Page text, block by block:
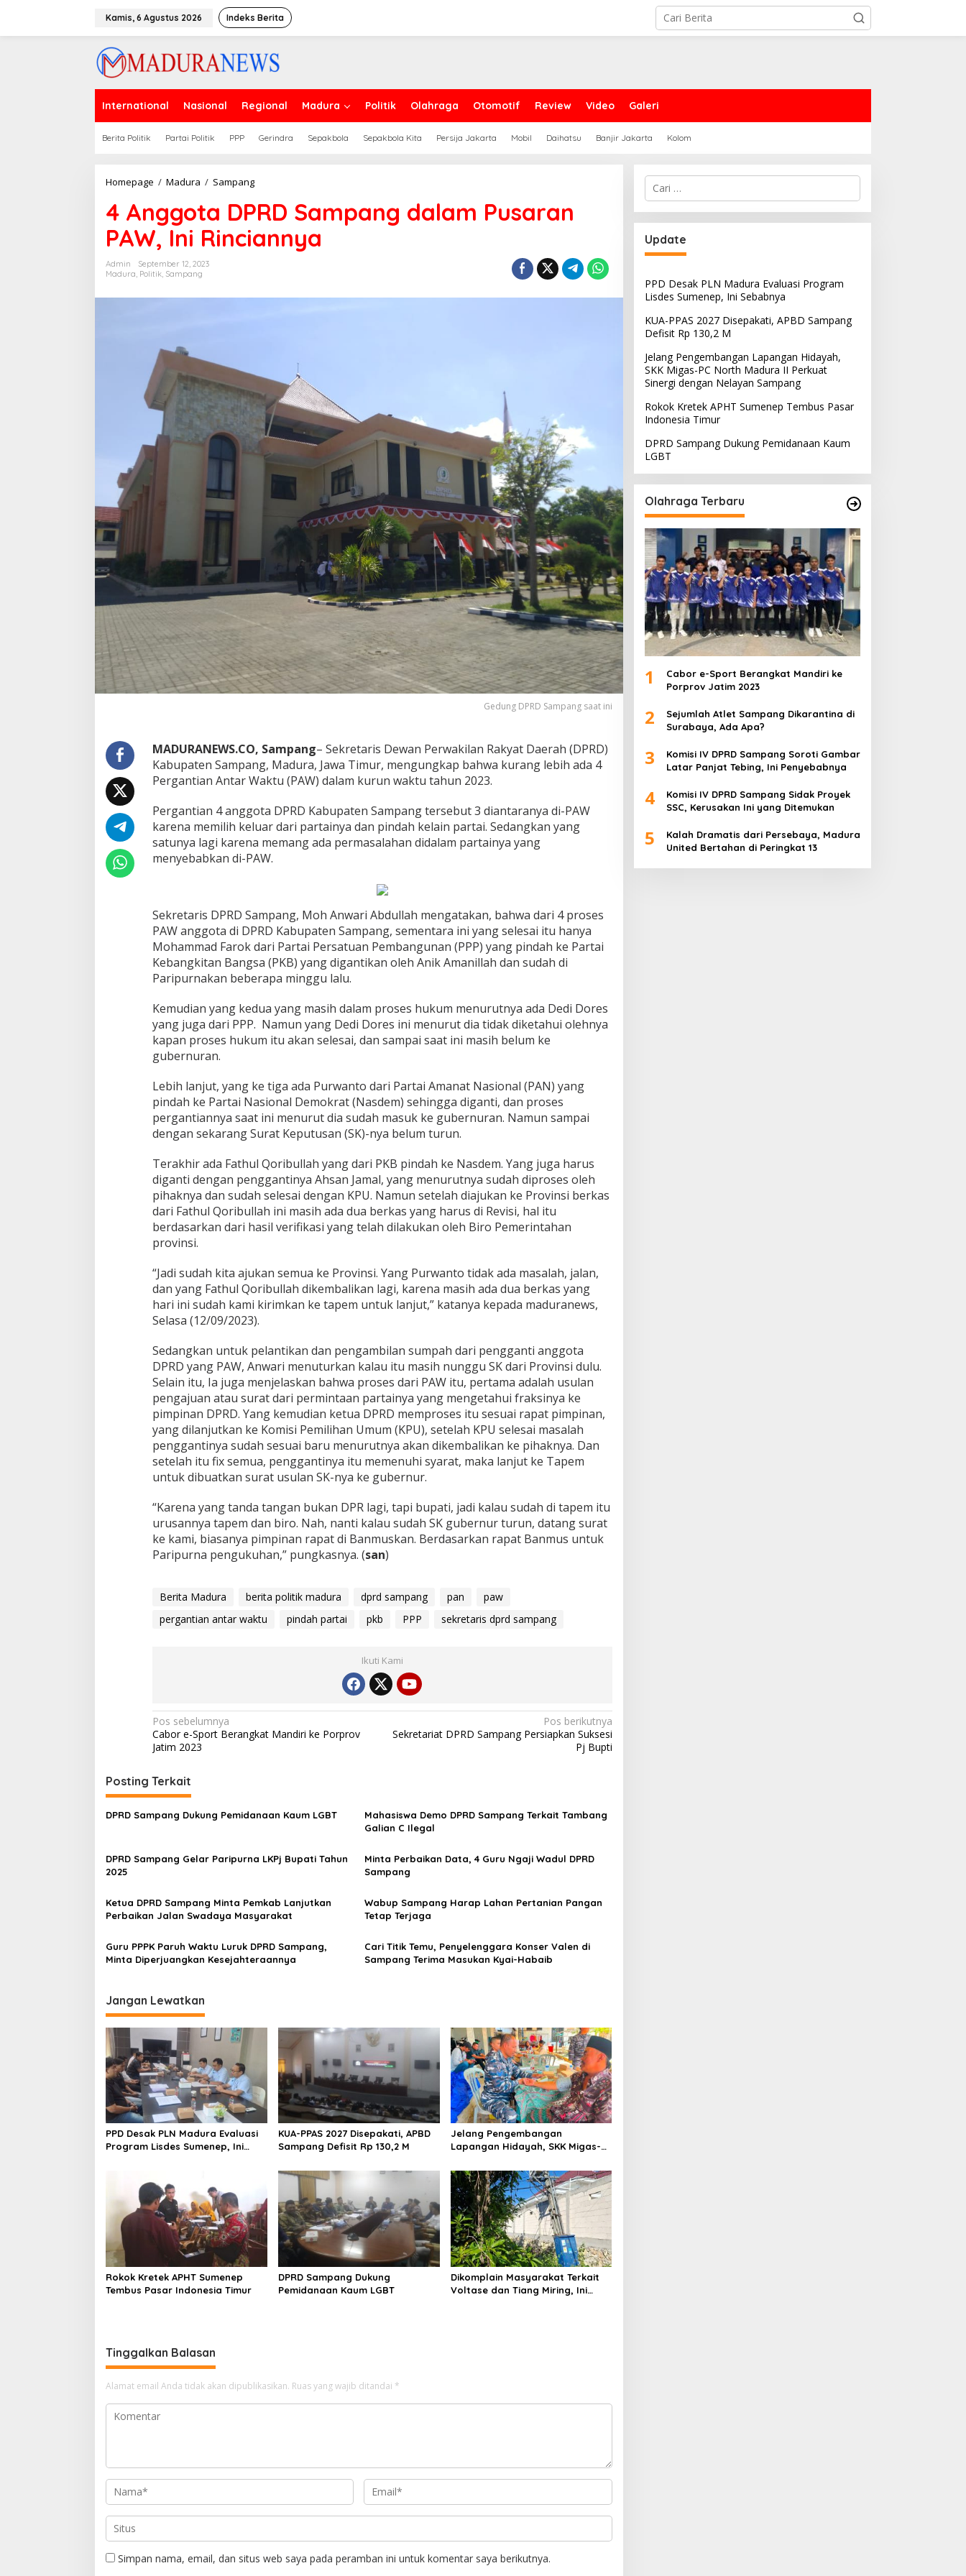
Kamis, 6 Agustus 2026 Indeks Berita
International Nasional Regional Madura Politik Olahraga Otomotif Review Video Galeri
Berita Politik Partai Politik PPP Gerindra Sepakbola Sepakbola Kita Persija Jakarta Mobil Daihatsu Banjir Jakarta Kolom
Homepage / Madura / Sampang4
DPRD
Sampang
dalam
Pusaran
4 Anggota DPRD Sampang dalam Pusaran
PAW, Ini Rinciannya
Admin
September 12, 2023
Madura, Politik, Sampang
Gedung DPRD Sampang saat ini
MADURANEWS.CO, Sampang– Sekretaris Dewan Perwakilan Rakyat Daerah (DPRD)
Kabupaten Sampang, Madura, Jawa Timur, mengungkap bahwa kurang lebih ada 4
Pergantian Antar Waktu (PAW) dalam kurun waktu tahun 2023.
Pergantian 4 anggota DPRD Kabupaten Sampang tersebut 3 diantaranya di-PAW
karena memilih keluar dari partainya dan pindah kelain partai. Sedangkan yang
satunya lagi karena memang ada permasalahan didalam partainya yang
menyebabkan di-PAW.
Sekretaris DPRD Sampang, Moh Anwari Abdullah mengatakan, bahwa dari 4 proses
PAW anggota di DPRD Kabupaten Sampang, sementara ini yang selesai itu hanya
Mohammad Farok dari Partai Persatuan Pembangunan (PPP) yang pindah ke Partai
Kebangkitan Bangsa (PKB) yang digantikan oleh Anik Amanillah dan sudah di
Paripurnakan beberapa minggu lalu.
Kemudian yang kedua yang masih dalam proses hukum menurutnya ada Dedi Dores
yang juga dari PPP. Namun yang Dedi Dores ini menurut dia tidak diketahui olehnya
kapan proses hukum itu akan selesai, dan sampai saat ini masih belum ke
gubernuran.
Lebih lanjut, yang ke tiga ada Purwanto dari Partai Amanat Nasional (PAN) yang
pindah ke Partai Nasional Demokrat (Nasdem) sehingga diganti, dan proses
pergantiannya saat ini menurut dia sudah masuk ke gubernuran. Namun sampai
dengan sekarang Surat Keputusan (SK)-nya belum turun.
Terakhir ada Fathul Qoribullah yang dari PKB pindah ke Nasdem. Yang juga harus
diganti dengan penggantinya Ahsan Jamal, yang menurutnya sudah diproses oleh
pihaknya dan sudah selesai dengan KPU. Namun setelah diajukan ke Provinsi berkas
dari Fathul Qoribullah ini masih ada dua berkas yang harus di Revisi, hal itu
berdasarkan dari hasil verifikasi yang telah dilakukan oleh Biro Pemerintahan
provinsi.
“Jadi sudah kita ajukan semua ke Provinsi. Yang Purwanto tidak ada masalah, jalan,
dan yang Fathul Qoribullah dikembalikan lagi, karena masih ada dua berkas yang
hari ini sudah kami kirimkan ke tapem untuk lanjut,” katanya kepada maduranews,
Selasa (12/09/2023).
Sedangkan untuk pelantikan dan pengambilan sumpah dari pengganti anggota
DPRD yang PAW, Anwari menuturkan kalau itu masih nunggu SK dari Provinsi dulu.
Selain itu, Ia juga menjelaskan bahwa proses dari PAW itu, pertama adalah usulan
pengajuan atau surat dari permintaan partainya yang mengetahui fraksinya ke
pimpinan DPRD. Yang kemudian ketua DPRD memproses itu sesuai rapat pimpinan,
yang dilanjutkan ke Komisi Pemilihan Umum (KPU), setelah KPU selesai masalah
penggantinya sudah sesuai baru menurutnya akan dikembalikan ke pihaknya. Dan
setelah itu fix semua, penggantinya itu memenuhi syarat, maka lanjut ke Tapem
untuk dibuatkan surat usulan SK-nya ke gubernur.
“Karena yang tanda tangan bukan DPR lagi, tapi bupati, jadi kalau sudah di tapem itu
urusannya tapem dan biro. Nah, nanti kalau sudah SK gubernur turun, datang surat
ke kami, biasanya pimpinan rapat di Banmuskan. Berdasarkan rapat Banmus untuk
Paripurna pengukuhan,” pungkasnya. (san)
Berita Madura berita politik madura dprd sampang pan
paw
pergantian antar waktu
pindah partai pkb PPP sekretaris dprd sampang
Ikuti Kami
Navigasi
pos
Pos sebelumnya
Cabor e-Sport Berangkat Mandiri ke Porprov
Jatim 2023
Pos berikutnya
Sekretariat DPRD Sampang Persiapkan Suksesi
Pj Bupti
Posting Terkait
DPRD Sampang Dukung Pemidanaan Kaum LGBT
Mahasiswa Demo DPRD Sampang Terkait Tambang
Galian C Ilegal
DPRD Sampang Gelar Paripurna LKPj Bupati Tahun
2025
Minta Perbaikan Data, 4 Guru Ngaji Wadul DPRD
Sampang
Ketua DPRD Sampang Minta Pemkab Lanjutkan
Perbaikan Jalan Swadaya Masyarakat
Wabup Sampang Harap Lahan Pertanian Pangan
Tetap Terjaga
Guru PPPK Paruh Waktu Luruk DPRD Sampang,
Minta Diperjuangkan Kesejahteraannya
Cari Titik Temu, Penyelenggara Konser Valen di
Sampang Terima Masukan Kyai-Habaib
Jangan Lewatkan
PPD Desak PLN Madura Evaluasi
Program Lisdes Sumenep, Ini
KUA-PPAS 2027 Disepakati, APBD
Sampang Defisit Rp 130,2 M
Jelang Pengembangan
Lapangan Hidayah, SKK Migas-
Sinergi dengan Nelayan
Sampang
Rokok Kretek APHT Sumenep
Tembus Pasar Indonesia Timur
DPRD Sampang Dukung
Pemidanaan Kaum LGBT
Dikomplain Masyarakat Terkait
Voltase dan Tiang Miring, Ini
Tinggalkan Balasan
Alamat email Anda tidak akan dipublikasikan. Ruas yang wajib ditandai *
Simpan nama, email, dan situs web saya pada peramban ini untuk komentar saya berikutnya.
Cari
untuk:
Update
PPD Desak PLN Madura Evaluasi Program
Lisdes Sumenep, Ini Sebabnya
KUA-PPAS 2027 Disepakati, APBD Sampang
Defisit Rp 130,2 M
Jelang Pengembangan Lapangan Hidayah,
SKK Migas-PC North Madura II Perkuat
Sinergi dengan Nelayan Sampang
Rokok Kretek APHT Sumenep Tembus Pasar
Indonesia Timur
DPRD Sampang Dukung Pemidanaan Kaum
LGBT
Olahraga Terbaru
1
Cabor e-Sport Berangkat Mandiri ke
Porprov Jatim 2023
2
Sejumlah Atlet Sampang Dikarantina di
Surabaya, Ada Apa?
3
Komisi IV DPRD Sampang Soroti Gambar
Latar Panjat Tebing, Ini Penyebabnya
4
Komisi IV DPRD Sampang Sidak Proyek
SSC, Kerusakan Ini yang Ditemukan
5
Kalah Dramatis dari Persebaya, Madura
United Bertahan di Peringkat 13